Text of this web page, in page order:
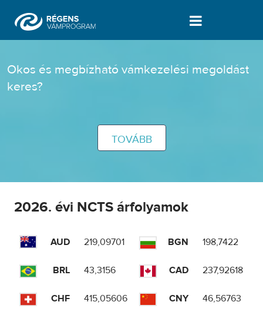
Okos és megbízható vámkezelési megoldást
keres?
TOVÁBB
2026. évi NCTS árfolyamok
AUD 219,09701 BGN 198,7422
BRL 43,3156 CAD 237,92618
CHF 415,05606 CNY 46,56763